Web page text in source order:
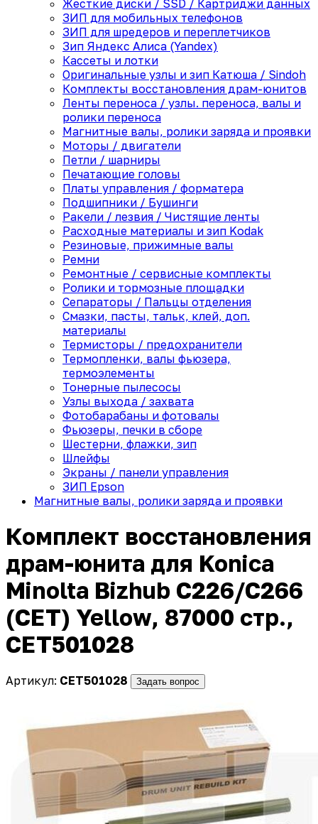
Жесткие диски / SSD / Картриджи данных
ЗИП для мобильных телефонов
ЗИП для шредеров и переплетчиков
Зип Яндекс Алиса (Yandex)
Кассеты и лотки
Оригинальные узлы и зип Катюша / Sindoh
Комплекты восстановления драм-юнитов
Ленты переноса / узлы. переноса, валы и
ролики переноса
Магнитные валы, ролики заряда и проявки
Моторы / двигатели
Петли / шарниры
Печатающие головы
Платы управления / форматера
Подшипники / Бушинги
Ракели / лезвия / Чистящие ленты
Расходные материалы и зип Kodak
Резиновые, прижимные валы
Ремни
Ремонтные / сервисные комплекты
Ролики и тормозные площадки
Сепараторы / Пальцы отделения
Смазки, пасты, тальк, клей, доп.
материалы
Термисторы / предохранители
Термопленки, валы фьюзера,
термоэлементы
Тонерные пылесосы
Узлы выхода / захвата
Фотобарабаны и фотовалы
Фьюзеры, печки в сборе
Шестерни, флажки, зип
Шлейфы
Экраны / панели управления
ЗИП Epson
Магнитные валы, ролики заряда и проявки
Комплект восстановления
драм-юнита для Konica
Minolta Bizhub C226/C266
(CET) Yellow, 87000 стр.,
CET501028
Артикул: CET501028 Задать вопрос